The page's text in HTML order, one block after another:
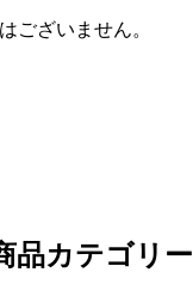
ございません。
品カテゴリー